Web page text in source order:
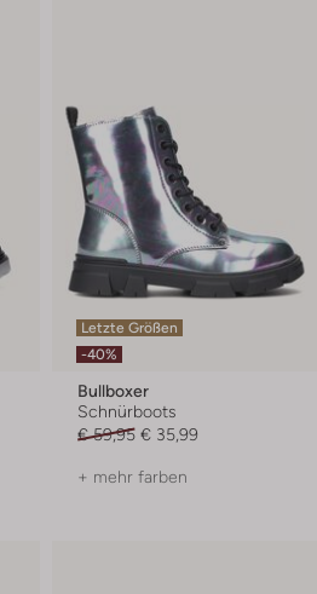
Letzte Größen
-40%
Bullboxer
Schnürboots
€ 59,95 € 35,99
+ mehr farben